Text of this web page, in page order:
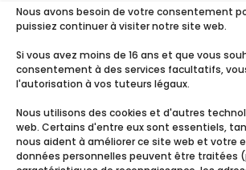
Nous avons besoin de votre consentement
puissiez continuer à visiter notre site web.
Si vous avez moins de 16 ans et que vous
consentement à des services facultatifs,
l'autorisation à vos tuteurs légaux.
Nous utilisons des cookies et d'autres
web. Certains d'entre eux sont essentiels,
nous aident à améliorer ce site web et votre
données personnelles peuvent être traitées